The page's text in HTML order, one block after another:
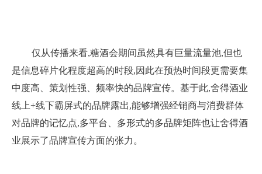
仅从传播来看,糖酒会期间虽然具有巨量流量池,但也
是信息碎片化程度超高的时段,因此在预热时间段更需要集
中度高、策划性强、频率快的品牌宣传。基于此,舍得酒业
线上+线下霸屏式的品牌露出,能够增强经销商与消费群体
对品牌的记忆点,多平台、多形式的多品牌矩阵也让舍得酒
业展示了品牌宣传方面的张力。